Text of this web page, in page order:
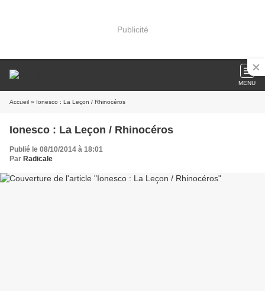
Publicité
MENU
Accueil » Ionesco : La Leçon / Rhinocéros
Ionesco : La Leçon / Rhinocéros
Publié le 08/10/2014 à 18:01
Par Radicale